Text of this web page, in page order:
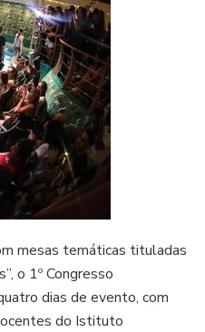
mesas temáticas tituladas
o 1º Congresso
dias de evento, com
do Istituto